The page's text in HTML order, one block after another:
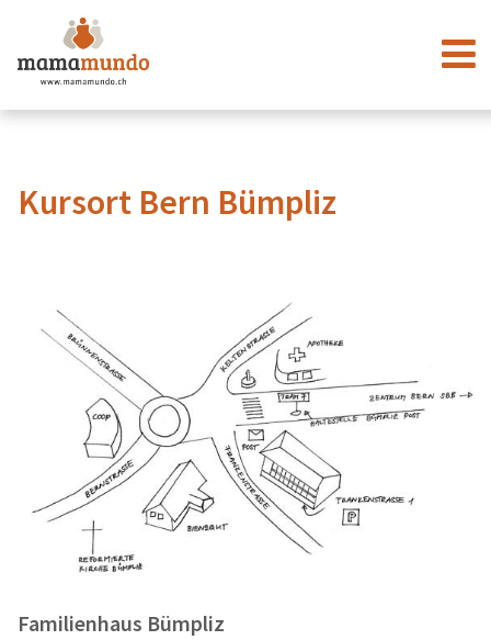
Kursort Bern Bümpliz
Familienhaus Bümpliz